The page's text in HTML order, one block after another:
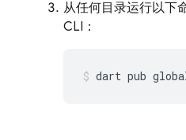
从任何目录运行以下
CLI：
dart pub